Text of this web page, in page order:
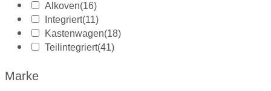
Alkoven(16)
Integriert(11)
Kastenwagen(18)
Teilintegriert(41)
Marke